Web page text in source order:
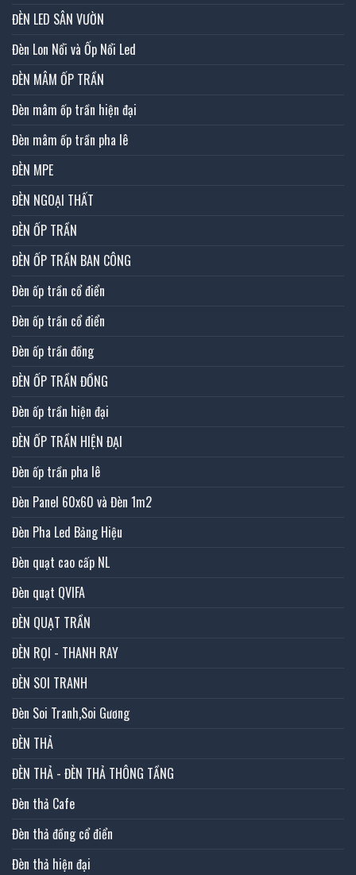
ĐÈN LED SÂN VƯỜN
Đèn Lon Nổi và Ốp Nổi Led
ĐÈN MÂM ỐP TRẦN
Đèn mâm ốp trần hiện đại
Đèn mâm ốp trần pha lê
ĐÈN MPE
ĐÈN NGOẠI THẤT
ĐÈN ỐP TRẦN
ĐÈN ỐP TRẦN BAN CÔNG
Đèn ốp trần cổ điển
Đèn ốp trần cổ điển
Đèn ốp trần đồng
ĐÈN ỐP TRẦN ĐỒNG
Đèn ốp trần hiện đại
ĐÈN ỐP TRẦN HIỆN ĐẠI
Đèn ốp trần pha lê
Đèn Panel 60x60 và Đèn 1m2
Đèn Pha Led Bảng Hiệu
Đèn quạt cao cấp NL
Đèn quạt QVIFA
ĐÈN QUẠT TRẦN
ĐÈN RỌI - THANH RAY
ĐÈN SOI TRANH
Đèn Soi Tranh,Soi Gương
ĐÈN THẢ
ĐÈN THẢ - ĐÈN THẢ THÔNG TẦNG
Đèn thả Cafe
Đèn thả đồng cổ điển
Đèn thả hiện đại